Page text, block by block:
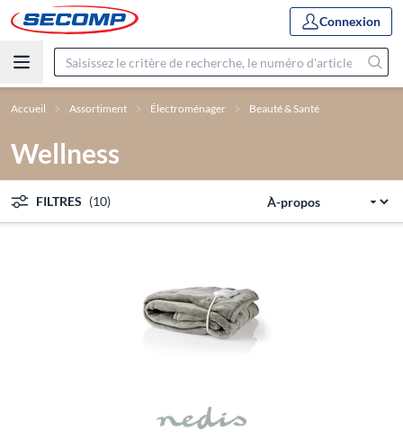
Connexion
Accueil Assortiment Électroménager Beauté & Santé
Wellness
FILTRES (10)